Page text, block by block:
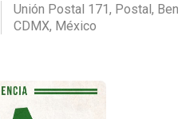
Unión Postal 171, Postal,
CDMX, México